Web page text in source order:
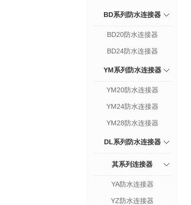
BD系列防水连接器
BD20防水连接器
BD24防水连接器
YM系列防水连接器
YM20防水连接器
YM24防水连接器
YM28防水连接器
DL系列防水连接器
其系列连接器
YA防水连接器
YZ防水连接器